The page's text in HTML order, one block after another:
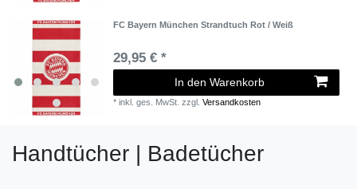
FC Bayern München Strandtuch Rot / Weiß
29,95 € *
In den Warenkorb
*inkl. ges. MwSt. zzgl.Versandkosten
Handtücher | Badetücher